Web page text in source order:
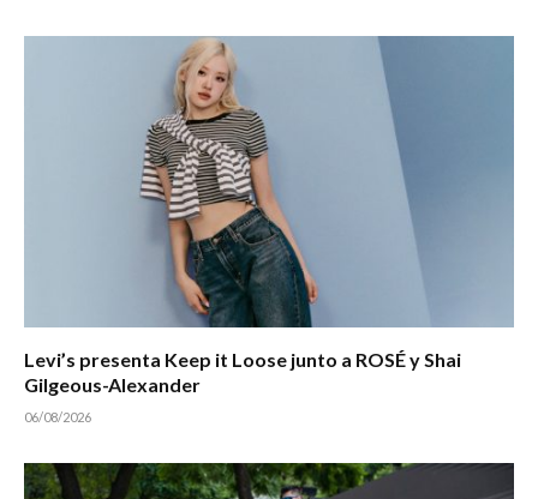
Levi’s presenta Keep it Loose junto a ROSÉ y Shai
Gilgeous-Alexander
06/08/2026